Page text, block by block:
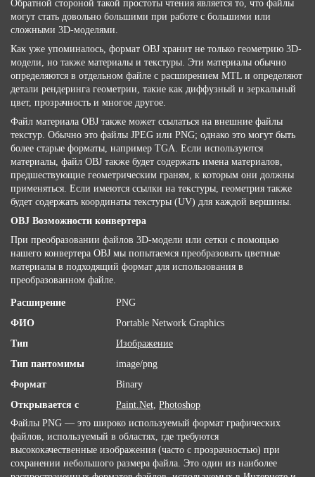
Обратной стороной такой простоты чтения является то, что файлы
могут стать довольно большими при работе с большими или
сложными 3D-моделями.
Как уже упоминалось, формат OBJ хранит не только геометрию 3D-
модели, но также материалы и текстуры. Эти материалы обычно
определяются в отдельном файле с расширением MTL и определяют
детали рендеринга геометрии, такие как диффузный и зеркальный
цвет, прозрачность и многое другое.
Файл материала OBJ также может ссылаться на внешние файлы
текстур. Обычно это файлы JPEG или PNG; однако это могут быть
более старые форматы, например TGA. Если используются
материалы, файл OBJ также будет содержать имена материалов,
предшествующие геометрическим граням, к которым они должны
применяться. Если имеются ссылки на текстуры, геометрия также
будет содержать координаты текстуры (UV) для каждой вершины.
OBJ Возможности конвертера
При преобразовании файлов 3D-модели или сетки с помощью
нашего конвертера OBJ мы попытаемся преобразовать цветные
материалы в подходящий формат для использования в
преобразованном файле.
Расширение
PNG
ФИО
Portable Network Graphics
Тип
Изображение
Тип пантомимы
image/png
Формат
Binary
Открывается с
Paint.Net, Photoshop
Файлы PNG — это широко используемый формат графических
файлов, используемый в областях, где требуются
высококачественные изображения (часто с прозрачностью) при
сохранении небольшого размера файла. Это один из наиболее